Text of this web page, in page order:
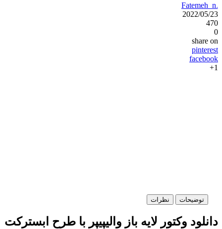
Fatemeh_m
2022/05/23
470
0
share on
pinterest
facebook
1+
توضیحات نظرات
دانلود وکتور لایه باز والیپیپر با طرح ابسترکت